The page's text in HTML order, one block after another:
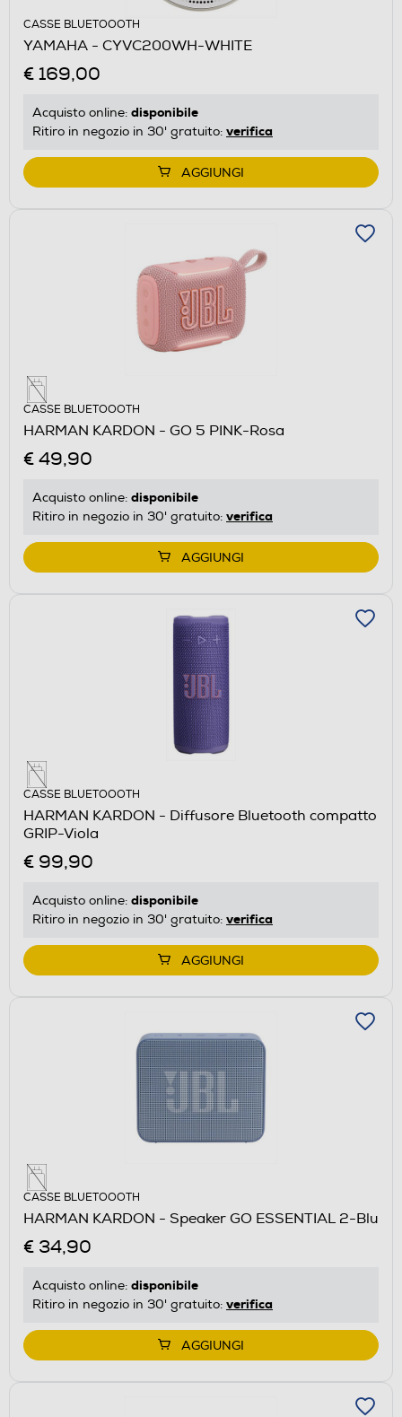
CASSE BLUETOOOTH
YAMAHA - CYVC200WH-WHITE
€ 169,00
Acquisto online: disponibile
Ritiro in negozio in 30' gratuito: verifica
AGGIUNGI
CASSE BLUETOOOTH
HARMAN KARDON - GO 5 PINK-Rosa
€ 49,90
Acquisto online: disponibile
Ritiro in negozio in 30' gratuito: verifica
AGGIUNGI
CASSE BLUETOOOTH
HARMAN KARDON - Diffusore Bluetooth compatto
GRIP-Viola
€ 99,90
Acquisto online: disponibile
Ritiro in negozio in 30' gratuito: verifica
AGGIUNGI
CASSE BLUETOOOTH
HARMAN KARDON - Speaker GO ESSENTIAL 2-Blu
€ 34,90
Acquisto online: disponibile
Ritiro in negozio in 30' gratuito: verifica
AGGIUNGI